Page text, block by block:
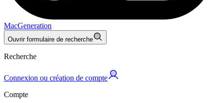
MacGeneration
Ouvrir formulaire de recherche
Recherche
Connexion ou création de compte
Compte